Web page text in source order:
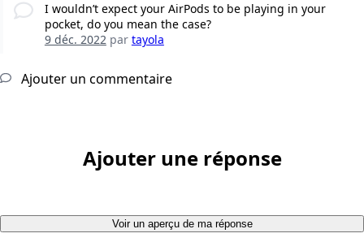
I wouldn’t expect your AirPods to be playing in your
pocket, do you mean the case?
9 déc. 2022par tayola
Ajouter un commentaire
Ajouter une réponse
Voir un aperçu de ma réponse